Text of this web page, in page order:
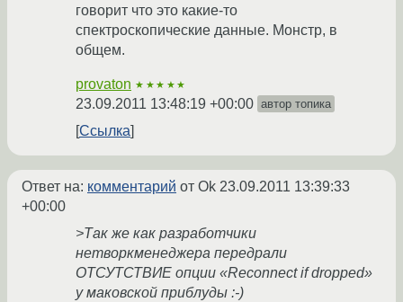
говорит что это какие-то
спектроскопические данные. Монстр, в
общем.
provaton ★★★★★
23.09.2011 13:48:19 +00:00 автор топика
Ссылка
Ответ на: комментарий от Ok 23.09.2011 13:39:33
+00:00
>Так же как разработчики
нетворкменеджера передрали
ОТСУТСТВИЕ опции «Reconnect if dropped»
у маковской приблуды :-)